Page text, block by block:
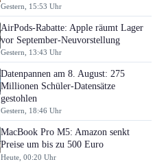
Gestern, 15:53 Uhr
AirPods-Rabatte: Apple räumt Lager
vor September-Neuvorstellung
Gestern, 13:43 Uhr
Datenpannen am 8. August: 275
Millionen Schüler-Datensätze
gestohlen
Gestern, 18:46 Uhr
MacBook Pro M5: Amazon senkt
Preise um bis zu 500 Euro
Heute, 00:20 Uhr